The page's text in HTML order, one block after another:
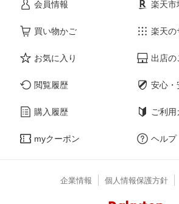
会員情報
買い物かご
お気に入り
閲覧履歴
購入履歴
myクーポン
楽天市
楽天の
出店の
安心・
ご利用
ヘルプ
企業情報 個人情報保護方針